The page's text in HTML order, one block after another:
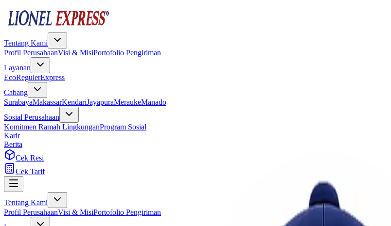
Tentang Kami
Profil PerusahaanVisi & MisiPortofolio Pengiriman
Layanan
EcoRegulerExpress
Cabang
SurabayaMakassarKendariJayapuraMeraukeManado
Sosial Perusahaan
Komitmen Ramah LingkunganProgram Sosial
Karir
Berita
Cek Resi
Cek Tarif
Tentang Kami
Profil PerusahaanVisi & MisiPortofolio Pengiriman